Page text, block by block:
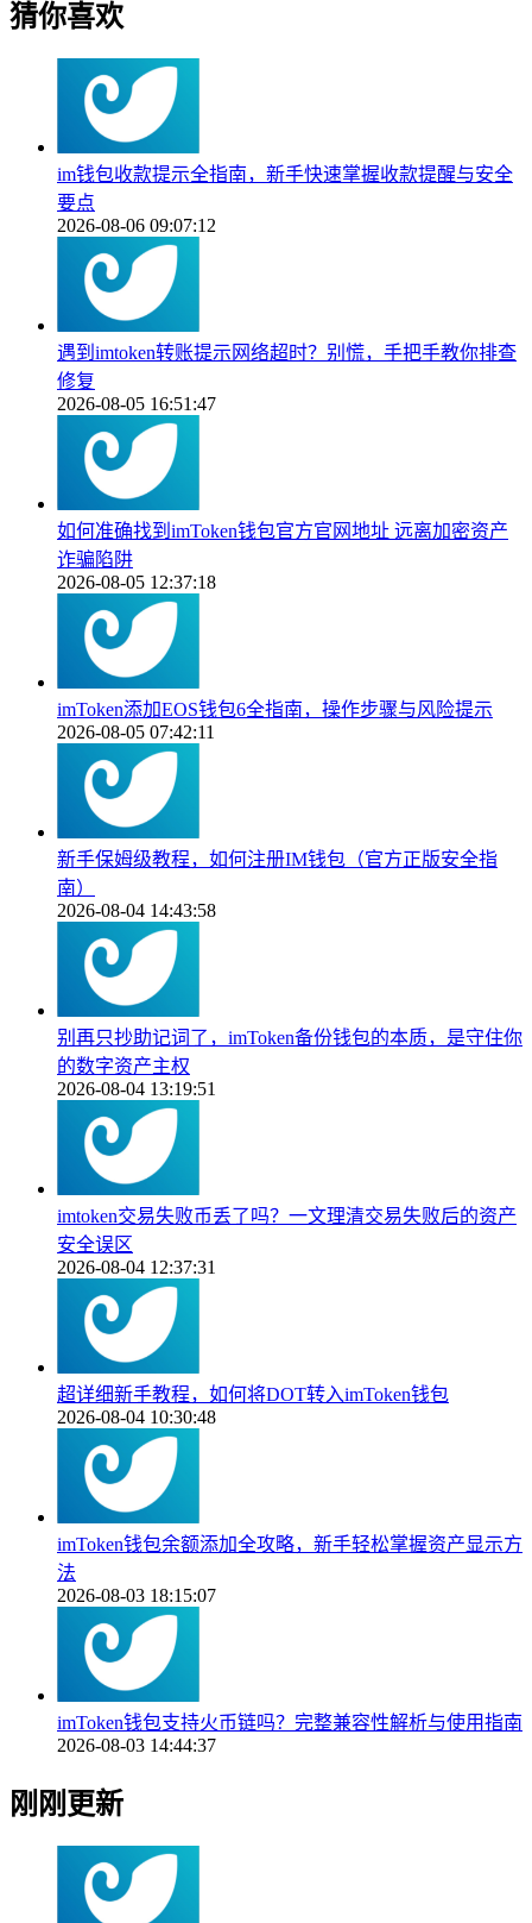
猜你喜欢
im钱包收款提示全指南，新手快速掌握收款提醒与安全
要点
2026-08-06 09:07:12
遇到imtoken转账提示网络超时？别慌，手把手教你排查
修复
2026-08-05 16:51:47
如何准确找到imToken钱包官方官网地址 远离加密资产
诈骗陷阱
2026-08-05 12:37:18
imToken添加EOS钱包6全指南，操作步骤与风险提示
2026-08-05 07:42:11
新手保姆级教程，如何注册IM钱包（官方正版安全指
南）
2026-08-04 14:43:58
别再只抄助记词了，imToken备份钱包的本质，是守住你
的数字资产主权
2026-08-04 13:19:51
imtoken交易失败币丢了吗？一文理清交易失败后的资产
安全误区
2026-08-04 12:37:31
超详细新手教程，如何将DOT转入imToken钱包
2026-08-04 10:30:48
imToken钱包余额添加全攻略，新手轻松掌握资产显示方
法
2026-08-03 18:15:07
imToken钱包支持火币链吗？完整兼容性解析与使用指南
2026-08-03 14:44:37
刚刚更新